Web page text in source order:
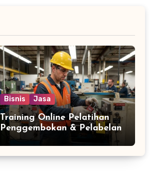
Bisnis Jasa
Training Online Pelatihan
Penggembokan & Pelabelan